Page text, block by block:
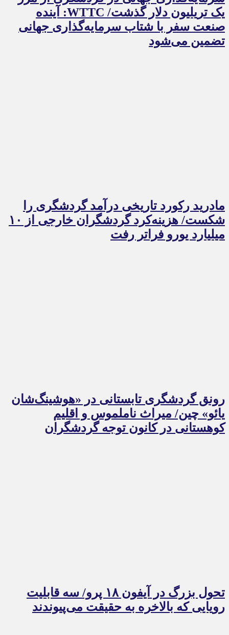
یک تریلیون دلار گذشت/ WTTC: آینده
صنعت سفر با شتاب سرمایه‌گذاری جهانی
تضمین می‌شود
مادرید رکورد تاریخی درآمد گردشگری را
شکست/ هزینه‌کرد گردشگران خارجی از ۱۰
میلیارد یورو فراتر رفت
رونق گردشگری تابستانی در «هوشینگ‌شان
یائو» چین/ میراث ناملموس و اقلیم
کوهستانی در کانون توجه گردشگران
تحول بزرگ در آیفون ۱۸ پرو/ سه قابلیت
رویایی که بالاخره به حقیقت می‌پیوندند